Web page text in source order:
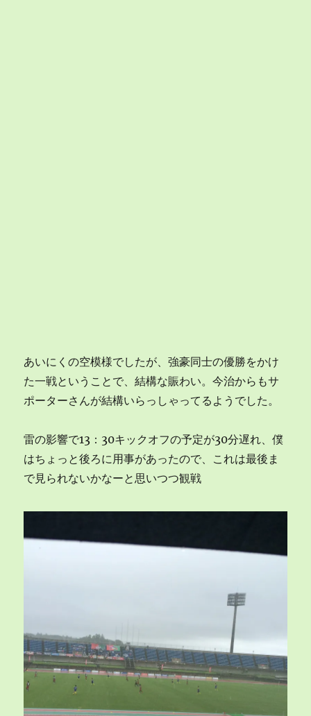
あいにくの空模様でしたが、強豪同士の優勝をかけ
た一戦ということで、結構な賑わい。今治からもサ
ポーターさんが結構いらっしゃってるようでした。
雷の影響で13：30キックオフの予定が30分遅れ、僕
はちょっと後ろに用事があったので、これは最後ま
で見られないかなーと思いつつ観戦